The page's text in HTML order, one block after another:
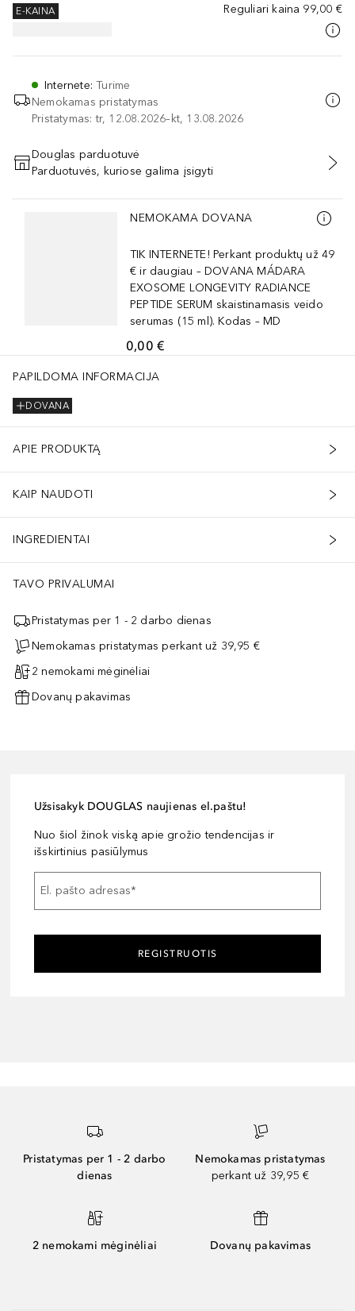
Reguliari kaina 99,00 €
E-KAINA
Internete:Turime
Nemokamas pristatymas
Pristatymas: tr, 12.08.2026–kt, 13.08.2026
PRIDĖTI Į KREPŠELĮ
Douglas parduotuvė
Parduotuvės, kuriose galima įsigyti
Praleisti slankiklį
NEMOKAMA DOVANA
TIK INTERNETE! Perkant produktų už 49
€ ir daugiau – DOVANA MÁDARA
EXOSOME LONGEVITY RADIANCE
PEPTIDE SERUM skaistinamasis veido
serumas (15 ml). Kodas – MD
0,00 €
PAPILDOMA INFORMACIJA
DOVANA
APIE PRODUKTĄ
KAIP NAUDOTI
INGREDIENTAI
TAVO PRIVALUMAI
Pristatymas per 1 - 2 darbo dienas
Nemokamas pristatymas perkant už 39,95 €
2 nemokami mėginėliai
Dovanų pakavimas
Užsisakyk DOUGLAS naujienas el.paštu!
Nuo šiol žinok viską apie grožio tendencijas ir
išskirtinius pasiūlymus
El. pašto adresas*
REGISTRUOTIS
Pristatymas per 1 - 2 darbo
dienas
Nemokamas pristatymas
perkant už 39,95 €
2 nemokami mėginėliai Dovanų pakavimas